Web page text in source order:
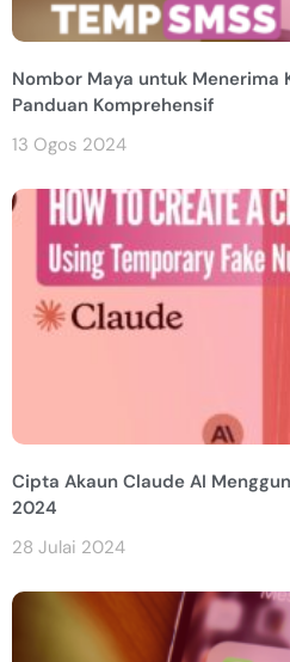
Nombor Maya untuk Menerima
Panduan Komprehensif
13 Ogos 2024
Cipta Akaun Claude AI
2024
28 Julai 2024